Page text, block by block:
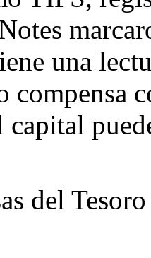
una
compensa
del